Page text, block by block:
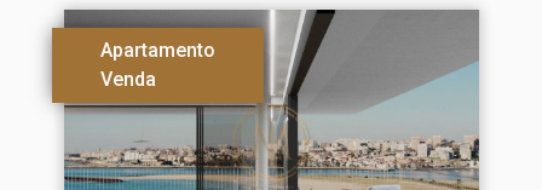
Apartamento
Venda